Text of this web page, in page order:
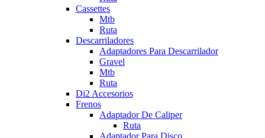
Cassettes
Mtb
Ruta
Descarriladores
Adaptadores Para Descarrilador
Gravel
Mtb
Ruta
Di2 Accesorios
Frenos
Adaptador De Caliper
Ruta
Adaptador Para Disco